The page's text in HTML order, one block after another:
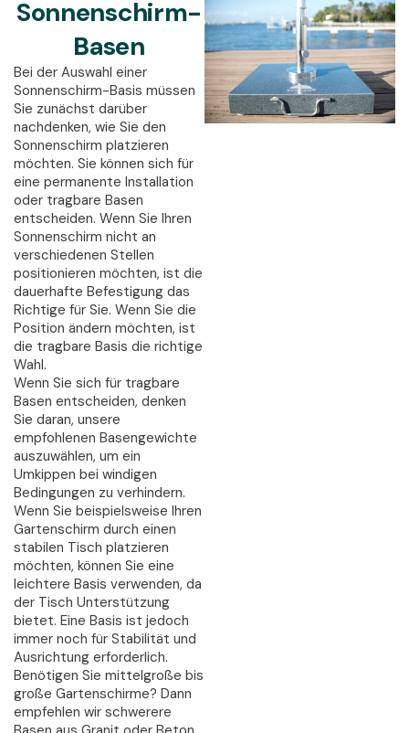
Sonnenschirm-
Basen
Bei der Auswahl einer
Sonnenschirm-Basis müssen
Sie zunächst darüber
nachdenken, wie Sie den
Sonnenschirm platzieren
möchten. Sie können sich für
eine permanente Installation
oder tragbare Basen
entscheiden. Wenn Sie Ihren
Sonnenschirm nicht an
verschiedenen Stellen
positionieren möchten, ist die
dauerhafte Befestigung das
Richtige für Sie. Wenn Sie die
Position ändern möchten, ist
die tragbare Basis die richtige
Wahl.
Wenn Sie sich für tragbare
Basen entscheiden, denken
Sie daran, unsere
empfohlenen Basengewichte
auszuwählen, um ein
Umkippen bei windigen
Bedingungen zu verhindern.
Wenn Sie beispielsweise Ihren
Gartenschirm durch einen
stabilen Tisch platzieren
möchten, können Sie eine
leichtere Basis verwenden, da
der Tisch Unterstützung
bietet. Eine Basis ist jedoch
immer noch für Stabilität und
Ausrichtung erforderlich.
Benötigen Sie mittelgroße bis
große Gartenschirme? Dann
empfehlen wir schwerere